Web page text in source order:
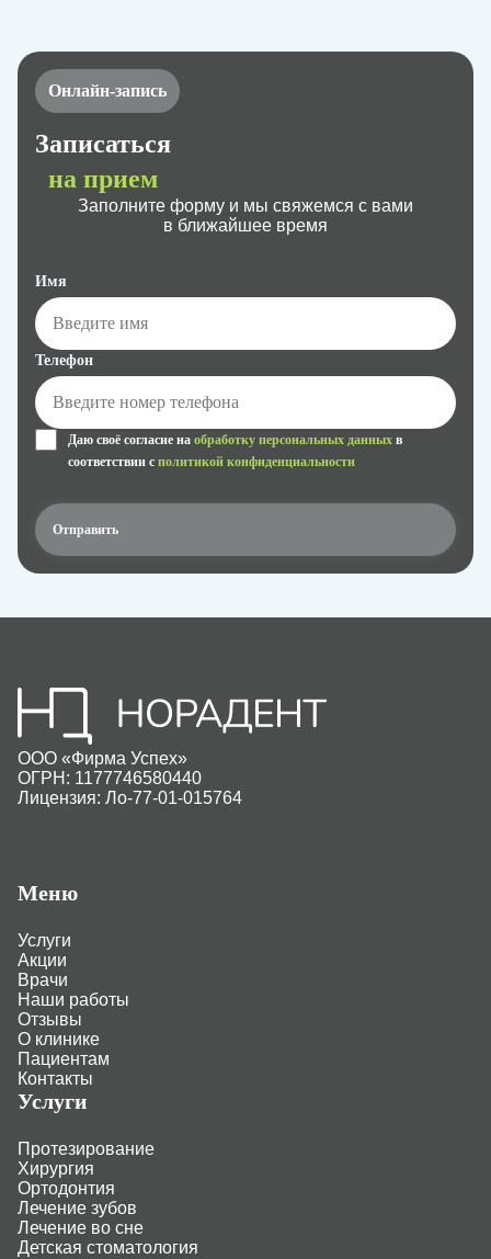
Онлайн-запись
Записаться
на прием
Заполните форму и мы свяжемся с вами
в ближайшее время
Имя
Телефон
Даю своё согласие на обработку персональных данных в
соответствии с политикой конфиденциальности
ООО «Фирма Успех»
ОГРН: 1177746580440
Лицензия: Ло-77-01-015764
Меню
Услуги
Акции
Врачи
Наши работы
Отзывы
О клинике
Пациентам
Контакты
Услуги
Протезирование
Хирургия
Ортодонтия
Лечение зубов
Лечение во сне
Детская стоматология